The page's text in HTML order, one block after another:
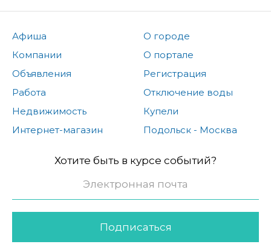
Афиша
Компании
Объявления
Работа
Недвижимость
Интернет-магазин
О городе
О портале
Регистрация
Отключение воды
Купели
Подольск - Москва
Хотите быть в курсе событий?
Подписаться